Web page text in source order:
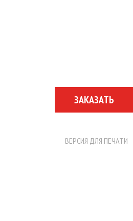
ЗАКАЗАТЬ
ВЕРСИЯ ДЛЯ ПЕЧАТИ